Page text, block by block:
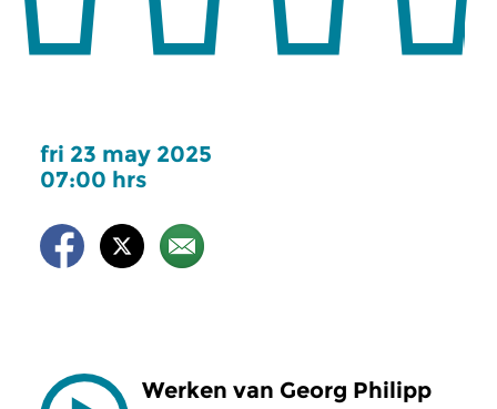
fri 23 may 2025
07:00 hrs
Werken van Georg Philipp